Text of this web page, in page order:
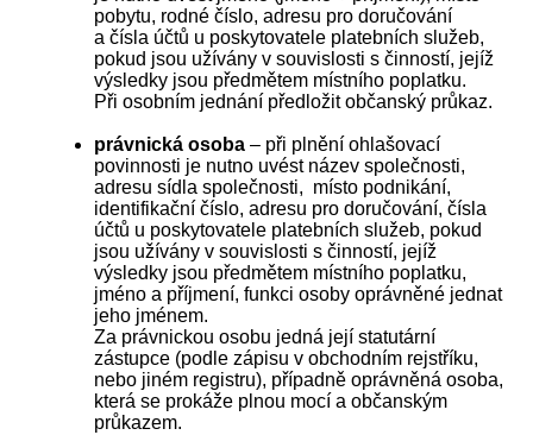
pobytu, rodné číslo, adresu pro doručování
a čísla účtů u poskytovatele platebních služeb,
pokud jsou užívány v souvislosti s činností, jejíž
výsledky jsou předmětem místního poplatku.
Při osobním jednání předložit občanský průkaz.
právnická osoba – při plnění ohlašovací
povinnosti je nutno uvést název společnosti,
adresu sídla společnosti, místo podnikání,
identifikační číslo, adresu pro doručování, čísla
účtů u poskytovatele platebních služeb, pokud
jsou užívány v souvislosti s činností, jejíž
výsledky jsou předmětem místního poplatku,
jméno a příjmení, funkci osoby oprávněné jednat
jeho jménem.
Za právnickou osobu jedná její statutární
zástupce (podle zápisu v obchodním rejstříku,
nebo jiném registru), případně oprávněná osoba,
která se prokáže plnou mocí a občanským
průkazem.